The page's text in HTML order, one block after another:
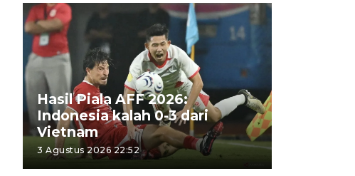
Hasil Piala AFF 2026:
Indonesia kalah 0-3 dari
Vietnam
3 Agustus 2026 22:52